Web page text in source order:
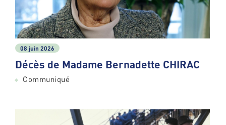
08 juin 2026
Décès de Madame Bernadette CHIRAC
Communiqué